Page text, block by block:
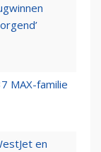
MAX-familie
en